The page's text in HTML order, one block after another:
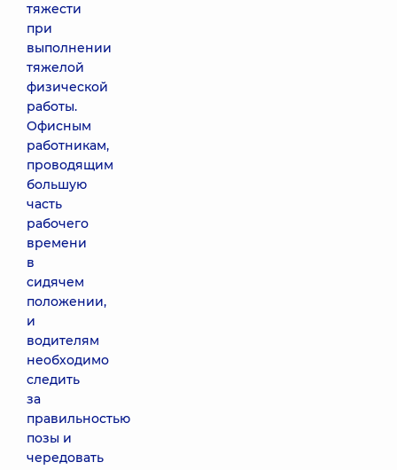
тяжести
при
выполнении
тяжелой
физической
работы.
Офисным
работникам,
проводящим
большую
часть
рабочего
времени
в
сидячем
положении,
и
водителям
необходимо
следить
за
правильностью
позы и
чередовать